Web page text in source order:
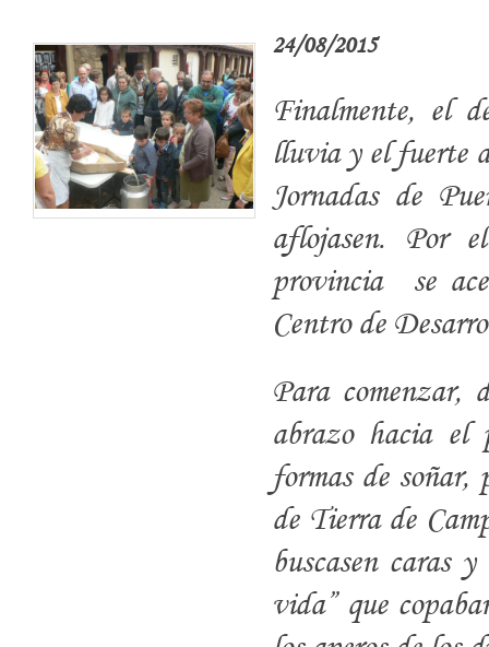
24/08/2015
Finalmente, el
lluvia y el fuerte
Jornadas de
aflojasen. Por
provincia se
Centro de
Para comenzar,
abrazo hacia el
formas de soñar,
de Tierra de
buscasen caras
vida” que